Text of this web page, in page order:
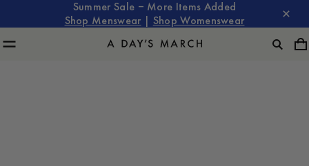
Summer Sale – More Items Added
Shop Menswear
Shop Womenswear